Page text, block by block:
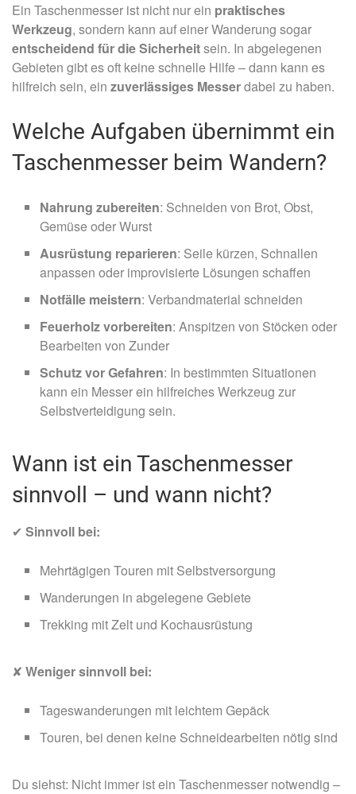
Ein Taschenmesser ist nicht nur ein praktisches
Werkzeug, sondern kann auf einer Wanderung sogar
entscheidend für die Sicherheitsein. In abgelegenen
Gebieten gibt es oft keine schnelle Hilfe – dann kann es
hilfreich sein, ein zuverlässiges Messerdabei zu haben.
Welche Aufgaben übernimmt ein
Taschenmesser beim Wandern?
Nahrung zubereiten: Schneiden von Brot, Obst,
Gemüse oder Wurst
Ausrüstung reparieren: Seile kürzen, Schnallen
anpassen oder improvisierte Lösungen schaffen
Notfälle meistern: Verbandmaterial schneiden
Feuerholz vorbereiten: Anspitzen von Stöcken oder
Bearbeiten von Zunder
Schutz vor Gefahren: In bestimmten Situationen
kann ein Messer ein hilfreiches Werkzeug zur
Selbstverteidigung sein.
Wann ist ein Taschenmesser
sinnvoll – und wann nicht?
✔ Sinnvoll bei:
Mehrtägigen Touren mit Selbstversorgung
Wanderungen in abgelegene Gebiete
Trekking mit Zelt und Kochausrüstung
✘ Weniger sinnvoll bei:
Tageswanderungen mit leichtem Gepäck
Touren, bei denen keine Schneidearbeiten nötig sind
Du siehst: Nicht immer ist ein Taschenmesser notwendig –